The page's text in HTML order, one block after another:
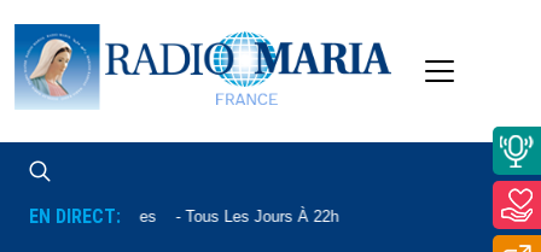
EN DIRECT:Complies Tous Les Jours À 22h